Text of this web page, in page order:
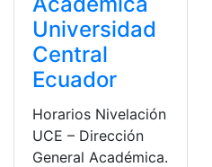
Universidad
Central
Ecuador
Horarios Nivelación
UCE – Dirección
General Académica.